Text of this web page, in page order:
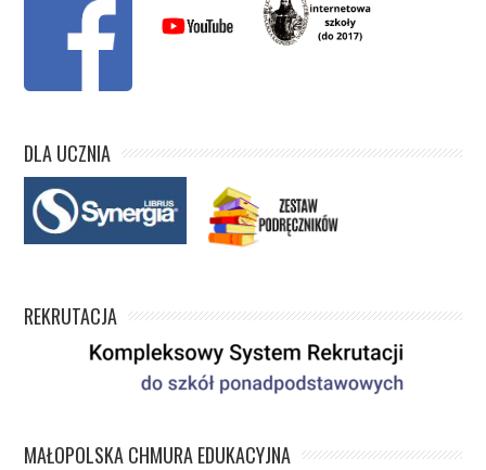
DLA UCZNIA
REKRUTACJA
MAŁOPOLSKA CHMURA EDUKACYJNA